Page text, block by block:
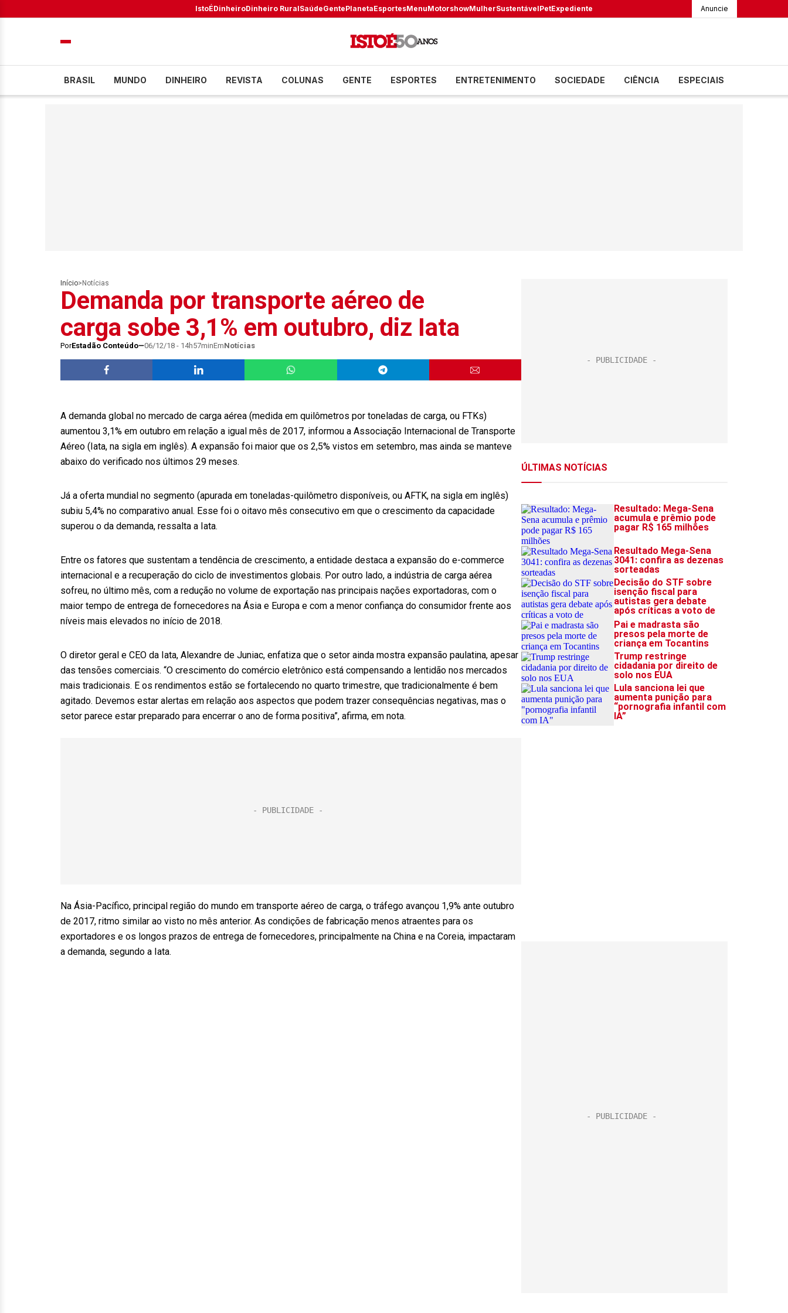
IstoÉDinheiroDinheiro RuralSaúdeGentePlanetaEsportesMenuMotorshowMulherSustentávelPetExpediente Anuncie
BRASIL MUNDO DINHEIRO REVISTA COLUNAS GENTE ESPORTES ENTRETENIMENTO SOCIEDADE CIÊNCIA ESPECIAIS
Início> Notícias
Demanda por transporte aéreo de
carga sobe 3,1% em outubro, diz Iata
PorEstadão Conteúdo 06/12/18 - 14h57minEmNotícias
A demanda global no mercado de carga aérea (medida em quilômetros por toneladas de carga, ou FTKs)
aumentou 3,1% em outubro em relação a igual mês de 2017, informou a Associação Internacional de Transporte
Aéreo (Iata, na sigla em inglês). A expansão foi maior que os 2,5% vistos em setembro, mas ainda se manteve
abaixo do verificado nos últimos 29 meses.
Já a oferta mundial no segmento (apurada em toneladas-quilômetro disponíveis, ou AFTK, na sigla em inglês)
subiu 5,4% no comparativo anual. Esse foi o oitavo mês consecutivo em que o crescimento da capacidade
superou o da demanda, ressalta a Iata.
Entre os fatores que sustentam a tendência de crescimento, a entidade destaca a expansão do e-commerce
internacional e a recuperação do ciclo de investimentos globais. Por outro lado, a indústria de carga aérea
sofreu, no último mês, com a redução no volume de exportação nas principais nações exportadoras, com o
maior tempo de entrega de fornecedores na Ásia e Europa e com a menor confiança do consumidor frente aos
níveis mais elevados no início de 2018.
O diretor geral e CEO da Iata, Alexandre de Juniac, enfatiza que o setor ainda mostra expansão paulatina, apesar
das tensões comerciais. “O crescimento do comércio eletrônico está compensando a lentidão nos mercados
mais tradicionais. E os rendimentos estão se fortalecendo no quarto trimestre, que tradicionalmente é bem
agitado. Devemos estar alertas em relação aos aspectos que podem trazer consequências negativas, mas o
setor parece estar preparado para encerrar o ano de forma positiva”, afirma, em nota.
Na Ásia-Pacífico, principal região do mundo em transporte aéreo de carga, o tráfego avançou 1,9% ante outubro
de 2017, ritmo similar ao visto no mês anterior. As condições de fabricação menos atraentes para os
exportadores e os longos prazos de entrega de fornecedores, principalmente na China e na Coreia, impactaram
a demanda, segundo a Iata.